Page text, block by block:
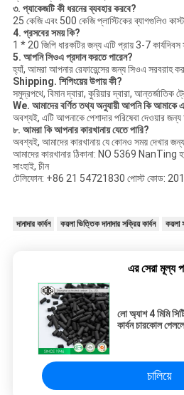
৩. প্যাকেজটি কী ধরনের ব্যবহার করবে?
25 কেজি এবং 500 কেজি প্লাস্টিকের ব্যাগগুলিও
4. প্রসবের সময় কি?
1 * 20 জিপি ধারকটির জন্য এটি প্রায় 3-7 কার্যদিবস
5. আপনি সিওএ প্রদান করতে পারেন?
হ্যাঁ, আমরা আপনার রেফারেন্সের জন্য সিওএ সরবরাহ
Shipping. শিপিংয়ের উপায় কী?
সমুদ্রপথে, বিমান দ্বারা, কুরিয়ার দ্বারা, আন্তর্জাতিক
We. আমাদের বর্ণিত তথ্য অনুযায়ী আপনি কি আমাকে
অবশ্যই, এটি আপনাকে পেশাদার পরিষেবা দেওয়ার
৮. আমরা কি আপনার কারখানায় যেতে পারি?
অবশ্যই, আমাদের কারখানায় যে কোনও সময় দেখার
আমাদের কারখানার ঠিকানা: NO 5369 NanTing
সাংহাই, চীন
টেলিফোন: +86 21 54721830 পোস্ট কোড:
দানাদার কার্বন কয়লা ভিত্তিক দানাদার সক্রিয় কার্বন কয়লা
এর সেরা মূল্য
লো অ্যাশ 4 মিমি
কার্বন চারকোল
চালিয়ে